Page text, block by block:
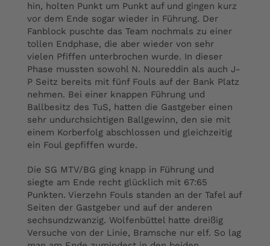
hin, holten Punkt um Punkt auf und gingen kurz
vor dem Ende sogar wieder in Führung. Der
Fanblock puschte das Team nochmals zu einer
tollen Endphase, die aber wieder von sehr
vielen Pfiffen unterbrochen wurde. In dieser
Phase mussten sowohl N. Noureddin als auch J-
P Seitz bereits mit fünf Fouls auf der Bank Platz
nehmen. Bei einer knappen Führung und
Ballbesitz des TuS, hatten die Gastgeber einen
sehr undurchsichtigen Ballgewinn, den sie mit
einem Korberfolg abschlossen und gleichzeitig
ein Foul gepfiffen wurde.
Die SG MTV/BG ging knapp in Führung und
siegte am Ende recht glücklich mit 67:65
Punkten. Vierzehn Fouls standen an der Tafel auf
Seiten der Gastgeber und auf der anderen
sechsundzwanzig. Wolfenbüttel hatte dreißig
Versuche von der Linie, Bramsche nur elf. So lag